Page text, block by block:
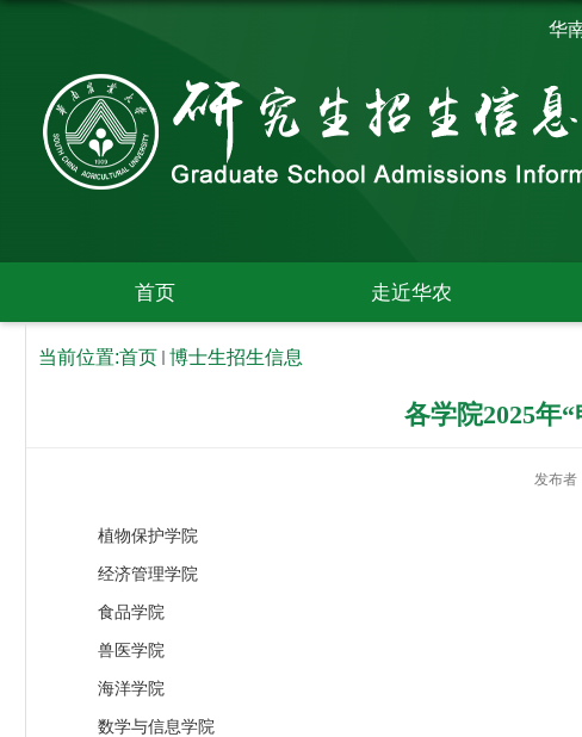
华
首页 走近华农
当前位置:首页 博士生招生信息
各学院2025年
发布者
植物保护学院
经济管理学院
食品学院
兽医学院
海洋学院
数学与信息学院